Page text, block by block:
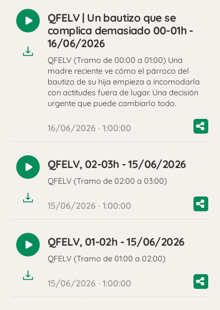
Reproducir
audio
QFELV | Un bautizo que se
complica demasiado 00-01h -
16/06/2026
QFELV (Tramo de 00:00 a 01:00) Una
madre reciente ve cómo el párroco del
bautizo de su hija empieza a incomodarla
con actitudes fuera de lugar. Una decisión
urgente que puede cambiarlo todo.
16/06/2026 · 1:00:00
Reproducir
audio
QFELV, 02-03h - 15/06/2026
QFELV (Tramo de 02:00 a 03:00)
15/06/2026 · 1:00:00
Reproducir
audio
QFELV, 01-02h - 15/06/2026
QFELV (Tramo de 01:00 a 02:00)
15/06/2026 · 1:00:00